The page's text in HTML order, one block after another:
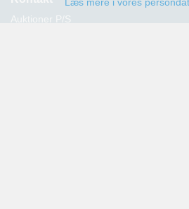
Auktioner P/S